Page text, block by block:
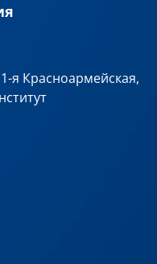
я Красноармейская,